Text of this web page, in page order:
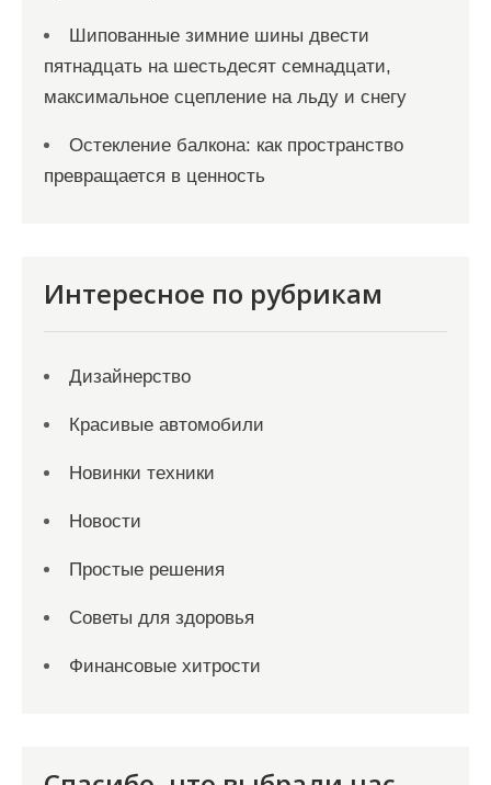
Шипованные зимние шины двести
пятнадцать на шестьдесят семнадцати,
максимальное сцепление на льду и снегу
Остекление балкона: как пространство
превращается в ценность
Интересное по рубрикам
Дизайнерство
Красивые автомобили
Новинки техники
Новости
Простые решения
Советы для здоровья
Финансовые хитрости